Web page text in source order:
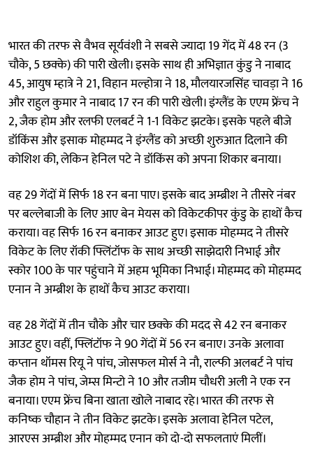
भारत की तरफ से वैभव सूर्यवंशी ने सबसे ज्यादा 19 गेंद में 48 रन (3
चौके, 5 छक्के) की पारी खेली। इसके साथ ही अभिज्ञात कुंडु ने नाबाद
45, आयुष म्हात्रे ने 21, विहान मल्होत्रा ने 18, मौलयारजसिंह चावड़ा ने 16
और राहुल कुमार ने नाबाद 17 रन की पारी खेली। इंग्लैंड के एएम फ्रेंच ने
2, जैक होम और रलफी एलबर्ट ने 1-1 विकेट झटके। इसके पहले बीजे
डॉकिंस और इसाक मोहम्मद ने इंग्लैंड को अच्छी शुरुआत दिलाने की
कोशिश की, लेकिन हेनिल पटे ने डॉकिंस को अपना शिकार बनाया।
वह 29 गेंदों में सिर्फ 18 रन बना पाए। इसके बाद अम्ब्रीश ने तीसरे नंबर
पर बल्लेबाजी के लिए आए बेन मेयस को विकेटकीपर कुंडु के हाथों कैच
कराया। वह सिर्फ 16 रन बनाकर आउट हुए। इसाक मोहम्मद ने तीसरे
विकेट के लिए रॉकी फ्लिंटॉफ के साथ अच्छी साझेदारी निभाई और
स्कोर 100 के पार पहुंचाने में अहम भूमिका निभाई। मोहम्मद को मोहम्मद
एनान ने अम्ब्रीश के हाथों कैच आउट कराया।
वह 28 गेंदों में तीन चौके और चार छक्के की मदद से 42 रन बनाकर
आउट हुए। वहीं, फ्लिंटॉफ ने 90 गेंदों में 56 रन बनाए। उनके अलावा
कप्तान थॉमस रियू ने पांच, जोसफल मोर्स ने नौ, राल्फी अलबर्ट ने पांच
जैक होम ने पांच, जेम्स मिन्टो ने 10 और तजीम चौधरी अली ने एक रन
बनाया। एएम फ्रेंच बिना खाता खोले नाबाद रहे। भारत की तरफ से
कनिष्क चौहान ने तीन विकेट झटके। इसके अलावा हेनिल पटेल,
आरएस अम्ब्रीश और मोहम्मद एनान को दो-दो सफलताएं मिलीं।